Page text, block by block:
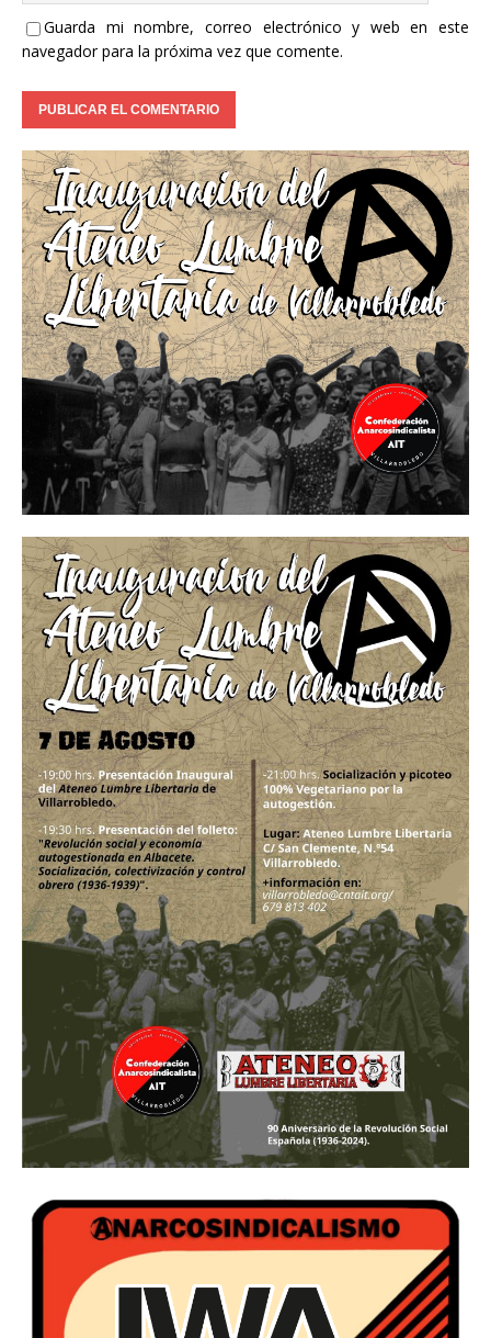
Guarda mi nombre, correo electrónico y web en este
navegador para la próxima vez que comente.